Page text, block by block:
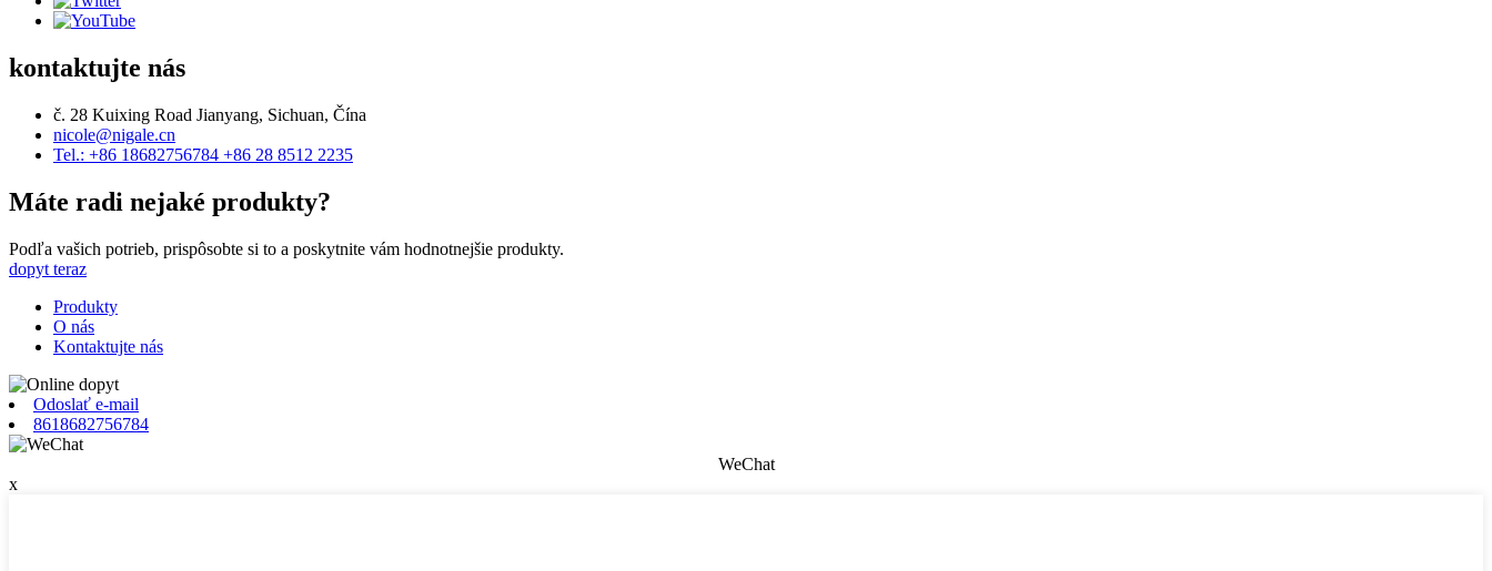
kontaktujte nás
č. 28 Kuixing Road Jianyang, Sichuan, Čína
nicole@nigale.cn
Tel.: +86 18682756784 +86 28 8512 2235
Máte radi nejaké produkty?
Podľa vašich potrieb, prispôsobte si to a poskytnite vám hodnotnejšie produkty.
dopyt teraz
Produkty
O nás
Kontaktujte nás
Odoslať e-mail
8618682756784
WeChat
x